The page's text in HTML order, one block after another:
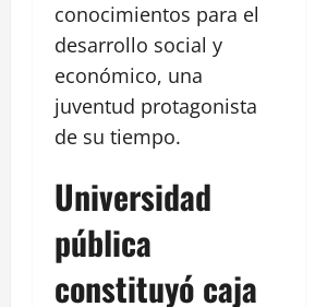
conocimientos para el
desarrollo social y
económico, una
juventud protagonista
de su tiempo.
Universidad
pública
constituyó caja